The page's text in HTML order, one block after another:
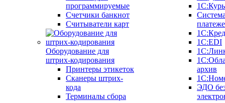
программируемые
Счетчики банкнот
Считыватели карт
Оборудование для
штрих-кодирования
Принтеры этикеток
Сканеры штрих-
кода
Терминалы сбора
1С:EDI
архив
ЭДО